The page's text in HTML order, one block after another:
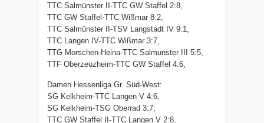
TTC Salmünster II-TTC GW Staffel 2:8,
TTC GW Staffel-TTC Wißmar 8:2,
TTC Salmünster II-TSV Langstadt IV 9:1,
TTC Langen IV-TTC Wißmar 3:7,
TTG Morschen-Heina-TTC Salmünster III 5:5,
TTF Oberzeuzheim-TTC GW Staffel 4:6,
Damen Hessenliga Gr. Süd-West:
SG Kelkheim-TTC Langen V 4:6,
SG Kelkheim-TSG Oberrad 3:7,
TTC GW Staffel II-TTC Langen V 2:8,